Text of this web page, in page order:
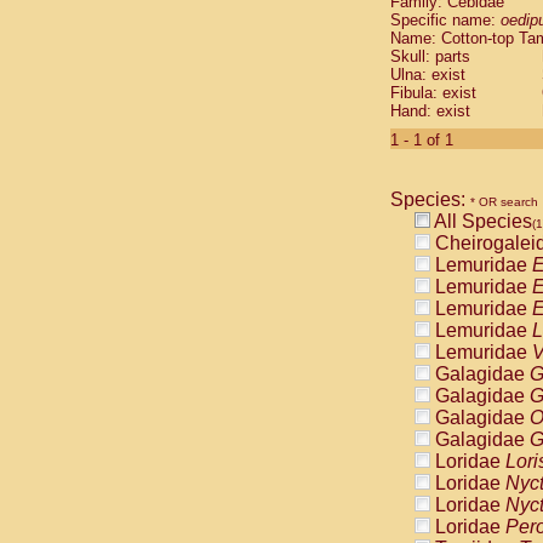
Cebidae
Cebidae
Cebidae
Cebidae
Cebidae
Cebidae
Cebidae
Cebidae
Cebidae
Cebidae
Cebidae
Cebidae
Atelidae
Atelidae
Atelidae
Atelidae
Atelidae
Atelidae
Atelidae
Atelidae
Atelidae
Atelidae
Pitheciidae
Specific name:
Name: Cotton-top
Skull: parts
Ulna: exist
Fibula: exist
Hand: exist
1 - 1 of 1
Species: * OR search
All Species
Lemuridae
Lemuridae
Lemuridae
Lemuridae
Lemuridae
Galagidae
Galagidae
Galagidae
Galagidae
Loridae
Loridae
Loridae
Loridae